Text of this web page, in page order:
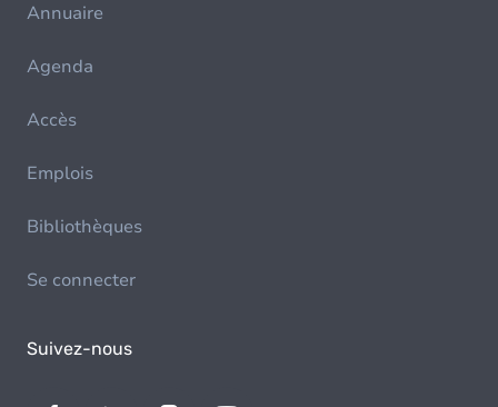
Annuaire
Agenda
Accès
Emplois
Bibliothèques
Se connecter
Suivez-nous